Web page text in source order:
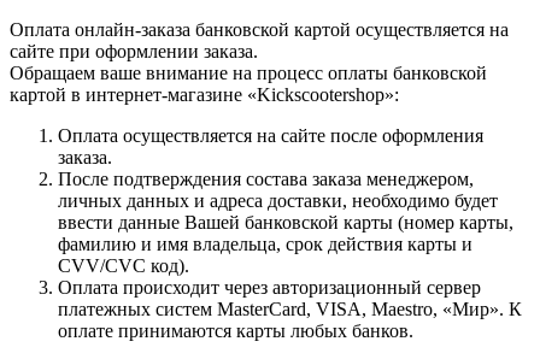
Оплата онлайн-заказа банковской картой осуществляется на
сайте при оформлении заказа.
Обращаем ваше внимание на процесс оплаты банковской
картой в интернет-магазине «Kickscootershop»:
Оплата осуществляется на сайте после оформления
заказа.
После подтверждения состава заказа менеджером,
личных данных и адреса доставки, необходимо будет
ввести данные Вашей банковской карты (номер карты,
фамилию и имя владельца, срок действия карты и
CVV/CVC код).
Оплата происходит через авторизационный сервер
платежных систем MasterCard, VISA, Maestro, «Мир». К
оплате принимаются карты любых банков.